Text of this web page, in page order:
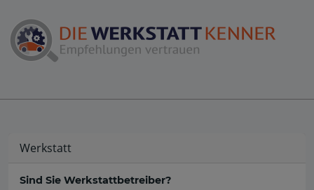
Werkstatt
Sind Sie Werkstattbetreiber?